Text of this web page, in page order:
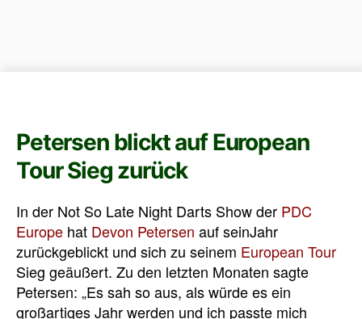
Petersen blickt auf European
Tour Sieg zurück
In der Not So Late Night Darts Show der PDC
Europe hat Devon Petersen auf seinJahr
zurückgeblickt und sich zu seinem European Tour
Sieg geäußert. Zu den letzten Monaten sagte
Petersen: „Es sah so aus, als würde es ein
großartiges Jahr werden und ich passte mich